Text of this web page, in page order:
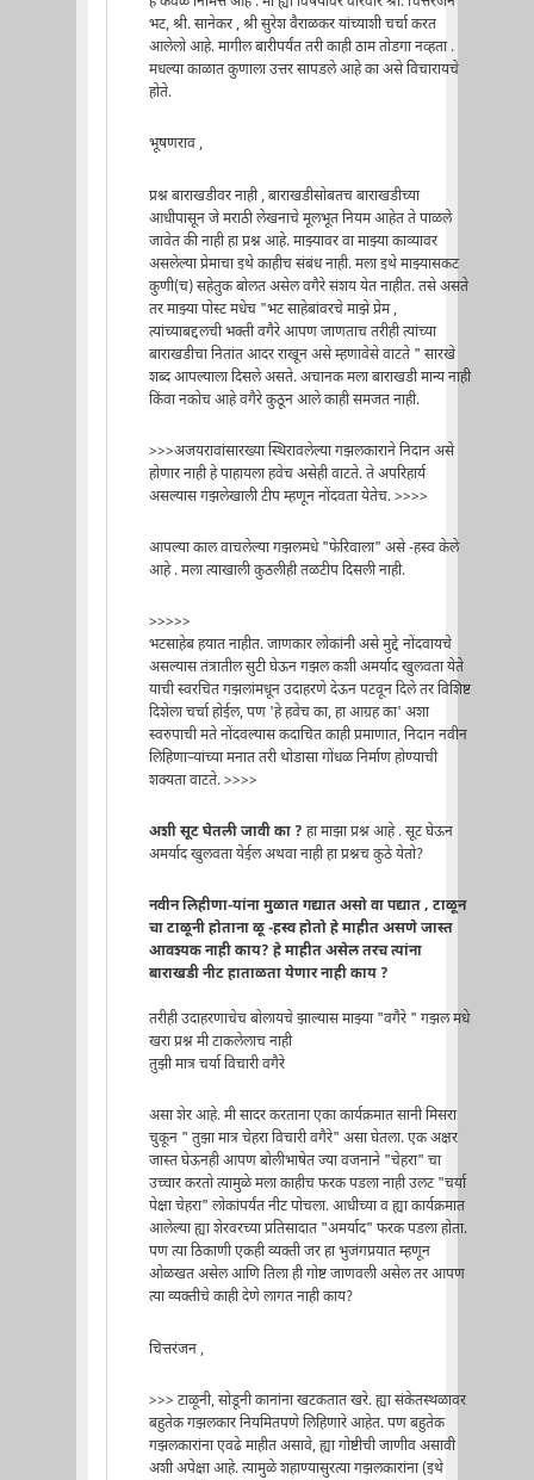
भट, श्री. सानेकर , श्री सुरेश वैराळकर यांच्याशी चर्चा करत
आलेलो आहे. मागील बारीपर्यंत तरी काही ठाम तोडगा नव्हता .
मधल्या काळात कुणाला उत्तर सापडले आहे का असे विचारायचे
होते.
भूषणराव ,
प्रश्न बाराखडीवर नाही , बाराखडीसोबतच बाराखडीच्या
आधीपासून जे मराठी लेखनाचे मूलभूत नियम आहेत ते पाळले
जावेत की नाही हा प्रश्न आहे. माझ्यावर वा माझ्या काव्यावर
असलेल्या प्रेमाचा इथे काहीच संबंध नाही. मला इथे माझ्यासकट
कुणी(च) सहेतुक बोलत असेल वगैरे संशय येत नाहीत. तसे असते
तर माझ्या पोस्ट मधेच "भट साहेबांवरचे माझे प्रेम ,
त्यांच्याबद्दलची भक्ती वगैरे आपण जाणताच तरीही त्यांच्या
बाराखडीचा नितांत आदर राखून असे म्हणावेसे वाटते " सारखे
शब्द आपल्याला दिसले असते. अचानक मला बाराखडी मान्य नाही
किंवा नकोच आहे वगैरे कुठून आले काही समजत नाही.
>>>अजयरावांसारख्या स्थिरावलेल्या गझलकाराने निदान असे
होणार नाही हे पाहायला हवेच असेही वाटते. ते अपरिहार्य
असल्यास गझलेखाली टीप म्हणून नोंदवता येतेच. >>>>
आपल्या काल वाचलेल्या गझलमधे "फेरिवाला" असे -हस्व केले
आहे . मला त्याखाली कुठलीही तळटीप दिसली नाही.
>>>>>
भटसाहेब हयात नाहीत. जाणकार लोकांनी असे मुद्दे नोंदवायचे
असल्यास तंत्रातील सुटी घेऊन गझल कशी अमर्याद खुलवता येते
याची स्वरचित गझलांमधून उदाहरणे देऊन पटवून दिले तर विशिष्ट
दिशेला चर्चा होईल, पण 'हे हवेच का, हा आग्रह का' अशा
स्वरुपाची मते नोंदवल्यास कदाचित काही प्रमाणात, निदान नवीन
लिहिणार्‍यांच्या मनात तरी थोडासा गोंधळ निर्माण होण्याची
शक्यता वाटते. >>>>
अशी सूट घेतली जावी का ? हा माझा प्रश्न आहे . सूट घेऊन
अमर्याद खुलवता येईल अथवा नाही हा प्रश्नच कुठे येतो?
नवीन लिहीणा-यांना मुळात गद्यात असो वा पद्यात , टाळून
चा टाळूनी होताना ळू -हस्व होतो हे माहीत असणे जास्त
आवश्यक नाही काय? हे माहीत असेल तरच त्यांना
बाराखडी नीट हाताळता येणार नाही काय ?
तरीही उदाहरणाचेच बोलायचे झाल्यास माझ्या "वगैरे " गझल मधे
खरा प्रश्न मी टाकलेलाच नाही
तुझी मात्र चर्या विचारी वगैरे
असा शेर आहे. मी सादर करताना एका कार्यक्रमात सानी मिसरा
चुकून " तुझा मात्र चेहरा विचारी वगैरे" असा घेतला. एक अक्षर
जास्त घेऊनही आपण बोलीभाषेत ज्या वजनाने "चेहरा" चा
उच्चार करतो त्यामुळे मला काहीच फरक पडला नाही उलट "चर्या
पेक्षा चेहरा" लोकांपर्यंत नीट पोचला. आधीच्या व ह्या कार्यक्रमात
आलेल्या ह्या शेरवरच्या प्रतिसादात "अमर्याद" फरक पडला होता.
पण त्या ठिकाणी एकही व्यक्ती जर हा भुजंगप्रयात म्हणून
ओळखत असेल आणि तिला ही गोष्ट जाणवली असेल तर आपण
त्या व्यक्तीचे काही देणे लागत नाही काय?
चित्तरंजन ,
>>> टाळूनी, सोडूनी कानांना खटकतात खरे. ह्या संकेतस्थळावर
बहुतेक गझलकार नियमितपणे लिहिणारे आहेत. पण बहुतेक
गझलकारांना एवढे माहीत असावे, ह्या गोष्टीची जाणीव असावी
अशी अपेक्षा आहे. त्यामुळे शहाण्यासुरत्या गझलकारांना (इथे